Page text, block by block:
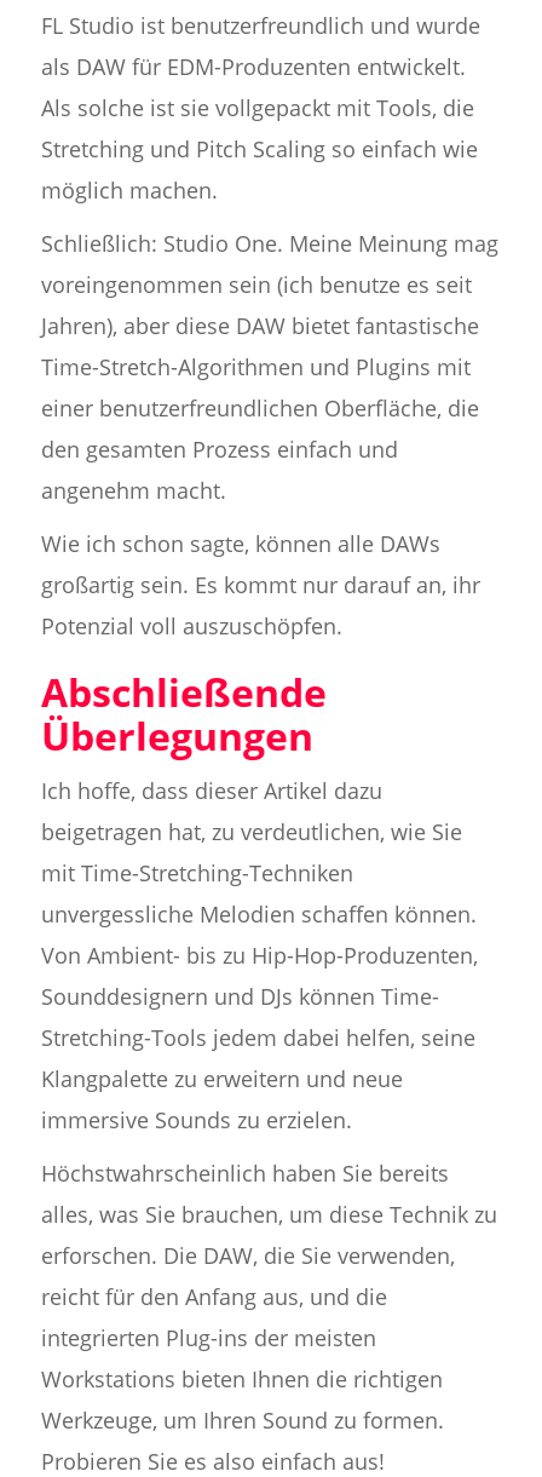
FL Studio ist benutzerfreundlich und wurde
als DAW für EDM-Produzenten entwickelt.
Als solche ist sie vollgepackt mit Tools, die
Stretching und Pitch Scaling so einfach wie
möglich machen.
Schließlich: Studio One. Meine Meinung mag
voreingenommen sein (ich benutze es seit
Jahren), aber diese DAW bietet fantastische
Time-Stretch-Algorithmen und Plugins mit
einer benutzerfreundlichen Oberfläche, die
den gesamten Prozess einfach und
angenehm macht.
Wie ich schon sagte, können alle DAWs
großartig sein. Es kommt nur darauf an, ihr
Potenzial voll auszuschöpfen.
Abschließende
Überlegungen
Ich hoffe, dass dieser Artikel dazu
beigetragen hat, zu verdeutlichen, wie Sie
mit Time-Stretching-Techniken
unvergessliche Melodien schaffen können.
Von Ambient- bis zu Hip-Hop-Produzenten,
Sounddesignern und DJs können Time-
Stretching-Tools jedem dabei helfen, seine
Klangpalette zu erweitern und neue
immersive Sounds zu erzielen.
Höchstwahrscheinlich haben Sie bereits
alles, was Sie brauchen, um diese Technik zu
erforschen. Die DAW, die Sie verwenden,
reicht für den Anfang aus, und die
integrierten Plug-ins der meisten
Workstations bieten Ihnen die richtigen
Werkzeuge, um Ihren Sound zu formen.
Probieren Sie es also einfach aus!